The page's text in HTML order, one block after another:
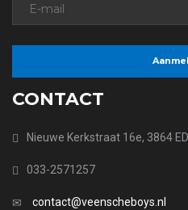
CONTACT
Nieuwe Kerkstraat 16e, 3864
033-2571257
contact@veenscheboys.nl